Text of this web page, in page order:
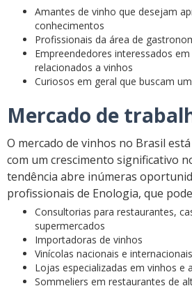
Amantes de vinho que desejam
conhecimentos
Profissionais da área de
Empreendedores interessados
relacionados a vinhos
Curiosos em geral que buscam
Mercado de
O mercado de vinhos no Brasil
com um crescimento significativo
tendência abre inúmeras
profissionais de Enologia, que
Consultorias para restaurantes,
supermercados
Importadoras de vinhos
Vinícolas nacionais e internacionais
Lojas especializadas em vinhos e
Sommeliers em restaurantes de